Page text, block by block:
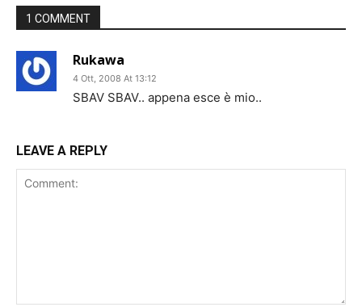
1 COMMENT
Rukawa
4 Ott, 2008 At 13:12
SBAV SBAV.. appena esce è mio..
LEAVE A REPLY